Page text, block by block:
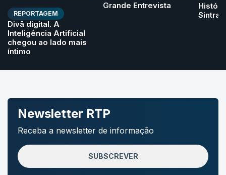
REPORTAGEM
Divã digital. A
Inteligência Artificial
chegou ao lado mais
íntimo
Grande Entrevista
Sintra
Newsletter RTP
Receba a newsletter de informação
SUBSCREVER